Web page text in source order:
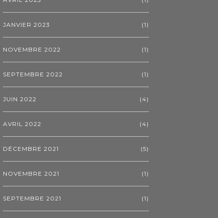
JANVIER 2023 (1)
NOVEMBRE 2022 (1)
SEPTEMBRE 2022 (1)
JUIN 2022 (4)
AVRIL 2022 (4)
DÉCEMBRE 2021 (5)
NOVEMBRE 2021 (1)
SEPTEMBRE 2021 (1)